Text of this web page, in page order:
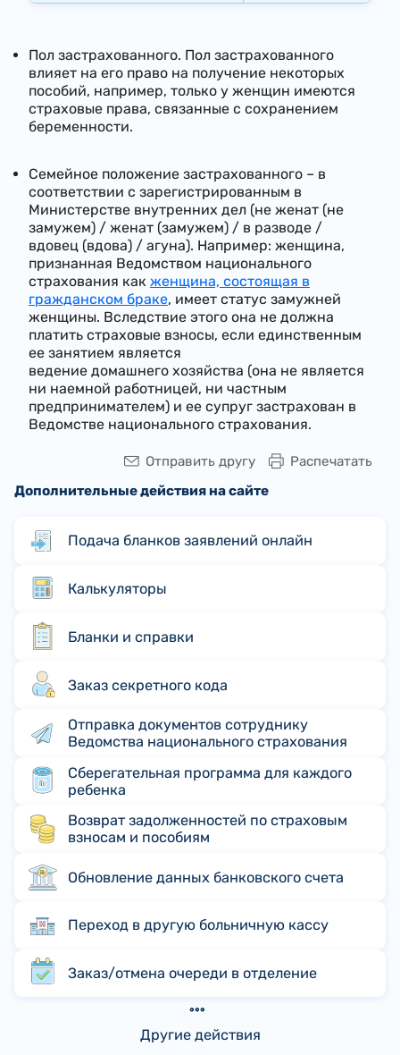
Пол застрахованного. Пол застрахованного
влияет на его право на получение некоторых
пособий, например, только у женщин имеются
страховые права, связанные с сохранением
беременности.
Семейное положение застрахованного – в
соответствии с зарегистрированным в
Министерстве внутренних дел (не женат (не
замужем) / женат (замужем) / в разводе /
вдовец (вдова) / агуна). Например: женщина,
признанная Ведомством национального
страхования как женщина, состоящая в
гражданском браке, имеет статус замужней
женщины. Вследствие этого она не должна
платить страховые взносы, если единственным
ее занятием является
ведение домашнего хозяйства (она не является
ни наемной работницей, ни частным
предпринимателем) и ее супруг застрахован в
Ведомстве национального страхования.
Распечатать
Отправить другу
Дополнительные действия на сайте
Подача бланков заявлений онлайн
Калькуляторы
Бланки и справки
Заказ секретного кода
Отправка документов сотруднику
Ведомства национального страхования
Сберегательная программа для каждого
ребенка
Возврат задолженностей по страховым
взносам и пособиям
Обновление данных банковского счета
Переход в другую больничную кассу
Заказ/отмена очереди в отделение
Другие действия